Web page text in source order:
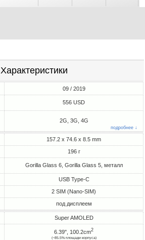
Характеристики
09 / 2019
556 USD
2G, 3G, 4G
подробнее ↓
157.2 x 74.6 x 8.5 mm
196 г
Gorilla Glass 6, Gorilla Glass 5, металл
USB Type-C
2 SIM (Nano-SIM)
под дисплеем
Super AMOLED
6.39", 100.2cm2
(~85.5% площади корпуса)